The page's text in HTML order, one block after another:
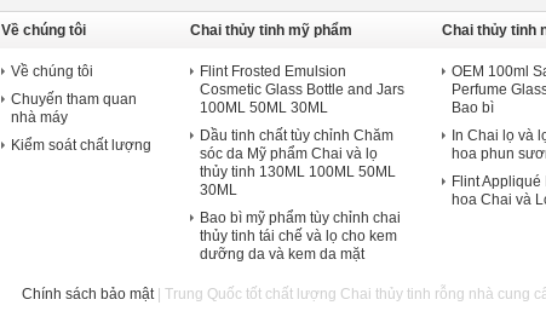
Về chúng tôi
Về chúng tôi
Chuyến tham quan
nhà máy
Kiểm soát chất lượng
Chai thủy tinh mỹ phẩm
Flint Frosted Emulsion
Cosmetic Glass Bottle and Jars
100ML 50ML 30ML
Dầu tinh chất tùy chỉnh Chăm
sóc da Mỹ phẩm Chai và lọ
thủy tinh 130ML 100ML 50ML
30ML
Bao bì mỹ phẩm tùy chỉnh chai
thủy tinh tái chế và lọ cho kem
dưỡng da và kem da mặt
Chai thủy tinh
OEM 100ml
Perfume
Bao bì
In Chai lọ và
hoa phun
Flint
hoa Chai và
Chính sách bảo mật| Trung Quốc tốt chất lượng Chai thủy tinh rỗng nhà cung